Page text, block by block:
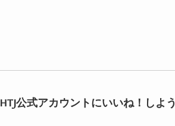
HTJ公式アカウントにいいね！しよう